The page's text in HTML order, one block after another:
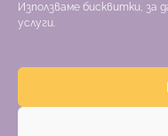
Използваме бисквитки,
услуги.